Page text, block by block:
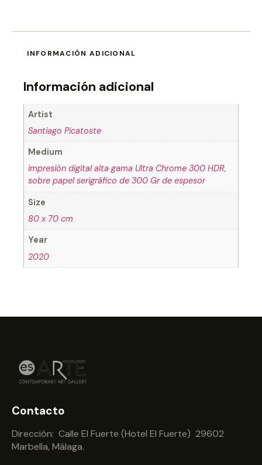
INFORMACIÓN ADICIONAL
Información adicional
Artist
Santiago Picatoste
Medium
impresión digital alta gama Ultra Chrome 300 HDR,
sobre papel serigráfico de 300 Gr de espesor
Size
80 x 70 cm
Year
2020
Contacto
Dirección: Calle El Fuerte (Hotel El Fuerte) 29602
Marbella, Málaga.